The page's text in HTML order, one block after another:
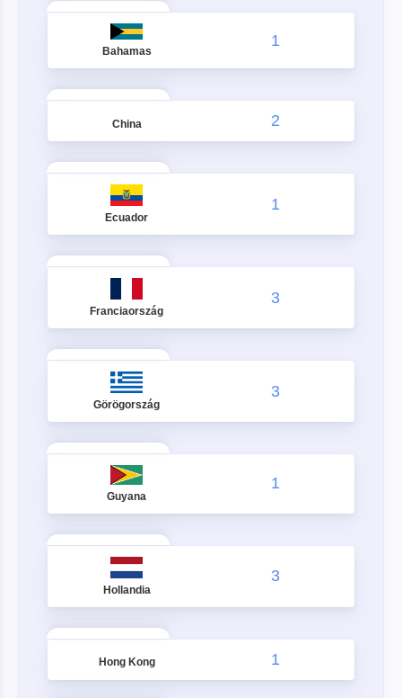
Bahamas
1
China 2
Ecuador
1
Franciaország
3
Görögország
3
Guyana
1
Hollandia
3
Hong Kong 1